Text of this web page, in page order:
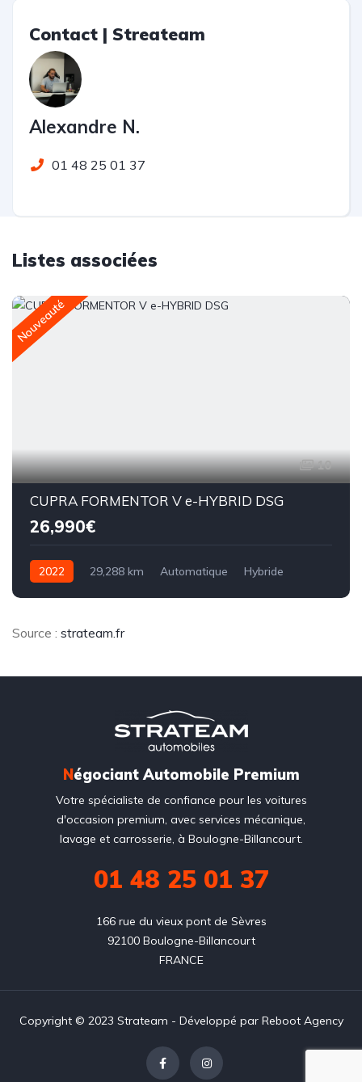
Contact | Streateam
Alexandre N.
01 48 25 01 37
Listes associées
Nouveauté
10
CUPRA FORMENTOR V e-HYBRID DSG
26,990€
2022 29,288 km Automatique
Hybride
Source : strateam.fr
Négociant Automobile Premium
Votre spécialiste de confiance pour les voitures
d'occasion premium, avec services mécanique,
lavage et carrosserie, à Boulogne-Billancourt.
01 48 25 01 37
166 rue du vieux pont de Sèvres
92100 Boulogne-Billancourt
FRANCE
Copyright © 2023 Strateam - Développé par Reboot Agency